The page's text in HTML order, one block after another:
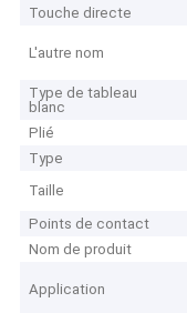
Touche directe
L'autre nom
Type de tableau
blanc
Plié
Type
Taille
Points de contact
Nom de produit
Application